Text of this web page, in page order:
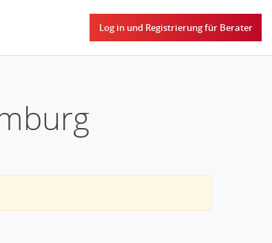
Log in und Registrierung für Berater